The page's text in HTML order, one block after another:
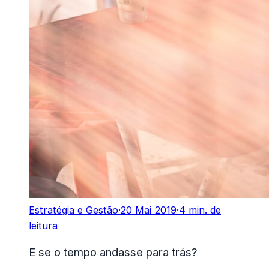
Estratégia e Gestão·20 Mai 2019·4 min. de
leitura
E se o tempo andasse para trás?